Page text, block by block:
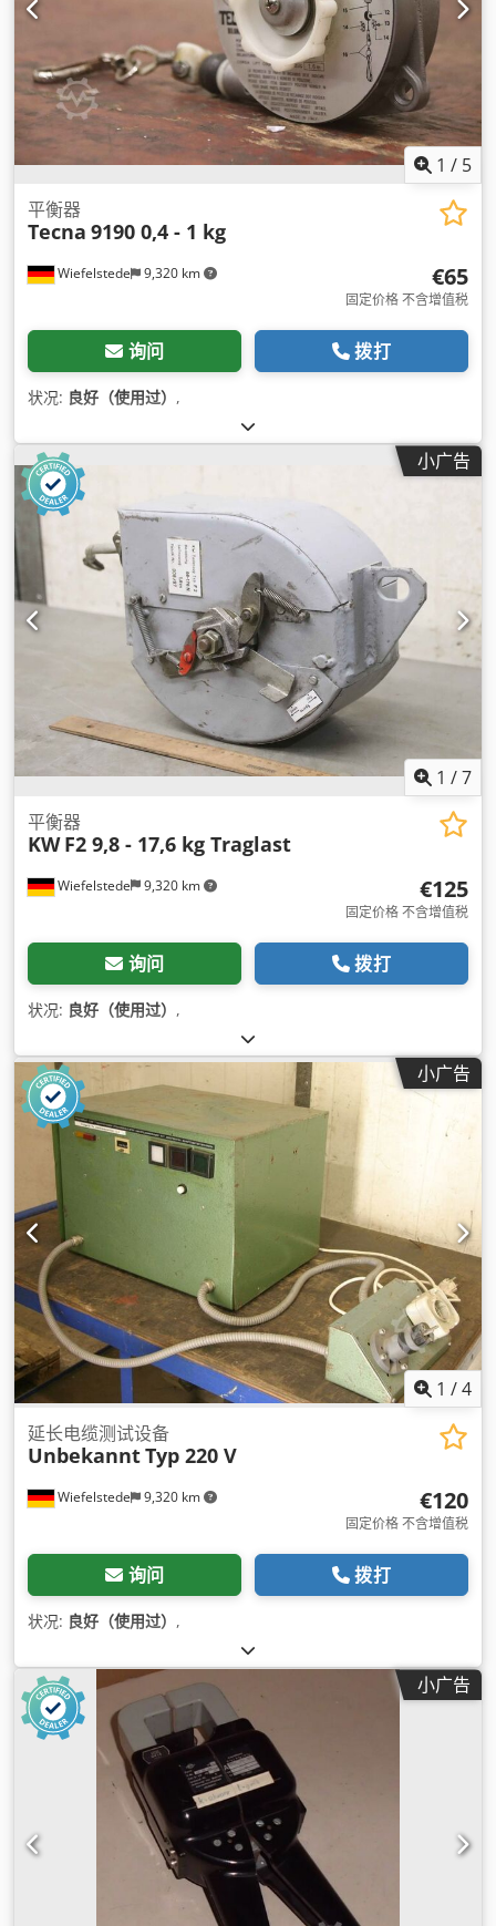
1 / 5
Wiefelstede 9,320 km
平衡器
Tecna 9190 0,4 - 1 kg
€65
固定价格 不含增值税
询问 拨打
状况: 良好（使用过） ,
小广告
1 /7
Wiefelstede 9,320 km
平衡器
KW F2 9,8 - 17,6 kg Traglast
€125
固定价格 不含增值税
询问 拨打
状况: 良好（使用过） ,
小广告
1 /4
Wiefelstede 9,320 km
延长电缆测试设备
UnbekanntTyp 220 V
€120
固定价格 不含增值税
询问 拨打
状况: 良好（使用过） ,
小广告